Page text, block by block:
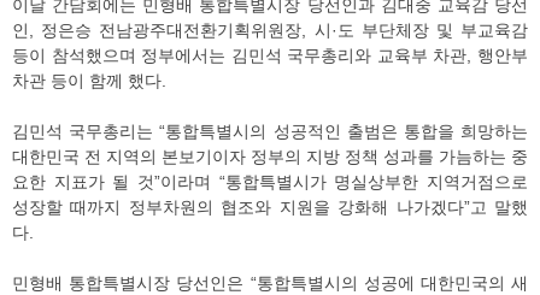
이날 간담회에는 민형배 통합특별시장 당선인과 김대중 교육감 당선
인, 정은승 전남광주대전환기획위원장, 시·도 부단체장 및 부교육감
등이 참석했으며 정부에서는 김민석 국무총리와 교육부 차관, 행안부
차관 등이 함께 했다.
김민석 국무총리는 “통합특별시의 성공적인 출범은 통합을 희망하는
대한민국 전 지역의 본보기이자 정부의 지방 정책 성과를 가늠하는 중
요한 지표가 될 것”이라며 “통합특별시가 명실상부한 지역거점으로
성장할 때까지 정부차원의 협조와 지원을 강화해 나가겠다”고 말했
다.
민형배 통합특별시장 당선인은 “통합특별시의 성공에 대한민국의 새